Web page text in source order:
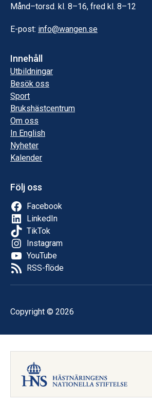
Månd–torsd. kl. 8–16, fred kl. 8–12
E-post: info@wangen.se
Innehåll
Utbildningar
Besök oss
Sport
Brukshästcentrum
Om oss
In English
Nyheter
Kalender
Följ oss
Facebook
LinkedIn
TikTok
Instagram
YouTube
RSS-flöde
Copyright © 2026